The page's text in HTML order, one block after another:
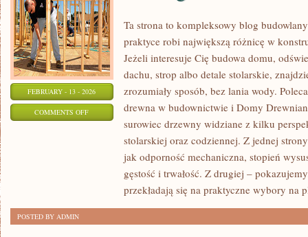
FEBRUARY - 13 - 2026
COMMENTS OFFON
ZRÓWNOWAŻONY
Ta strona to kompleksowy blog
praktyce robi największą różnicę w
Jeżeli interesuje Cię budowa domu,
dachu, strop albo detale stolarskie,
zrozumiały sposób, bez lania wody.
drewna w budownictwie i Domy
surowiec drzewny widziane z kilku
stolarskiej oraz codziennej. Z jednej
jak odporność mechaniczna, stopień
gęstość i trwałość. Z drugiej –
przekładają się na praktyczne wybory na
POSTED BY ADMIN